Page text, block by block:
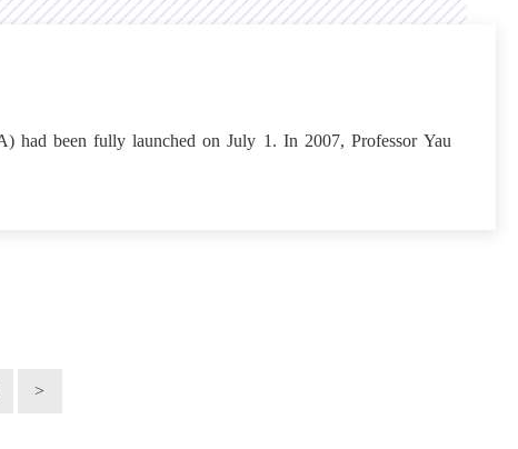
had been fully launched on July 1. In 2007, Professor Yau
>